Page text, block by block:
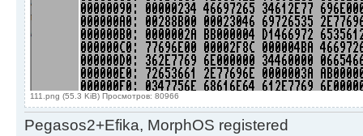
111.png (55.3 KiB) Просмотров: 80966
Pegasos2+Efika, MorphOS registered